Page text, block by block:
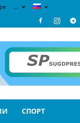
…
СПОРТ